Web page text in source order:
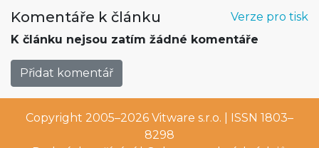
Verze pro tisk
Komentáře k článku
K článku nejsou zatím žádné komentáře
Přidat komentář
Copyright 2005–2026 Vitware s.r.o. | ISSN 1803–
8298